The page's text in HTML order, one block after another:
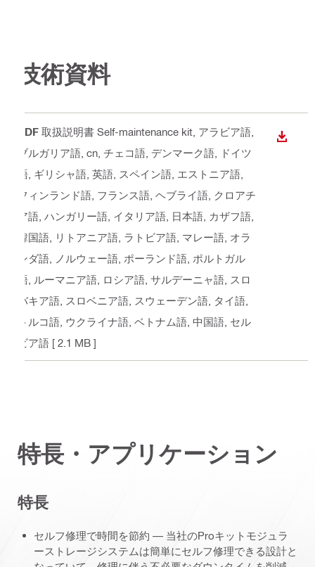
技術資料
PDF 取扱説明書 Self-maintenance kit , アラビア語,
ブルガリア語, cn, チェコ語, デンマーク語, ドイツ
語, ギリシャ語, 英語, スペイン語, エストニア語,
フィンランド語, フランス語, ヘブライ語, クロアチ
ア語, ハンガリー語, イタリア語, 日本語, カザフ語,
韓国語, リトアニア語, ラトビア語, マレー語, オラ
ンダ語, ノルウェー語, ポーランド語, ポルトガル
語, ルーマニア語, ロシア語, サルデーニャ語, スロ
バキア語, スロベニア語, スウェーデン語, タイ語,
トルコ語, ウクライナ語, ベトナム語, 中国語, セル
ビア語 [ 2.1 MB ]
ダウン
特長・アプリケーション
特長
セルフ修理で時間を節約 ― 当社のProキットモジュラ
ーストレージシステムは簡単にセルフ修理できる設計と